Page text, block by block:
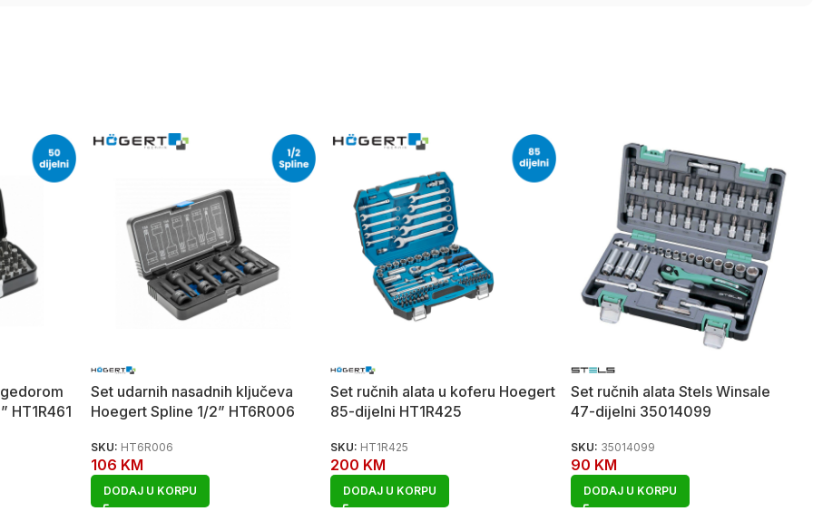
HT1R461
Set udarnih nasadnih ključeva
Hoegert Spline 1/2” HT6R006
SKU: HT6R006
106 KM
DODAJ U KORPU
Set ručnih alata u koferu Hoegert
85-dijelni HT1R425
SKU: HT1R425
200 KM
DODAJ U KORPU
Set ručnih alata Stels Winsale
47-dijelni 35014099
SKU: 35014099
90 KM
DODAJ U KORPU